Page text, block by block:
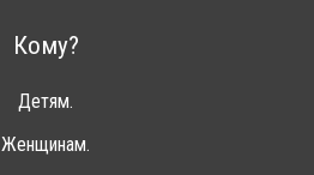
Кому?
Детям.
Женщинам.